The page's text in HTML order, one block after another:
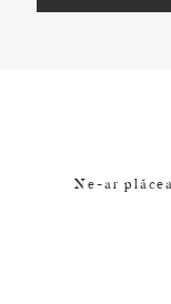
Ne-ar